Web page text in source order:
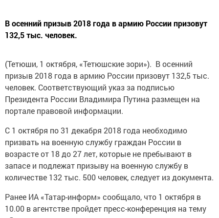
В осенний призыв 2018 года в армию России призовут
132,5 тыс. человек.
(Тетюши, 1 октября, «Тетюшские зори»). В осенний
призыв 2018 года в армию России призовут 132,5 тыс.
человек. Соответствующий указ за подписью
Президента России Владимира Путина размещен на
портале правовой информации.
С 1 октября по 31 декабря 2018 года необходимо
призвать на военную службу граждан России в
возрасте от 18 до 27 лет, которые не пребывают в
запасе и подлежат призыву на военную службу в
количестве 132 тыс. 500 человек, следует из документа.
Ранее ИА «Татар-информ» сообщало, что 1 октября в
10.00 в агентстве пройдет пресс-конференция на тему